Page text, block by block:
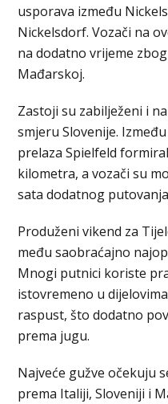
usporava između
Nickelsdorf. Vozači na
na dodatno vrijeme
Mađarskoj.
Zastoji su zabilježeni i
smjeru Slovenije.
prelaza Spielfeld
kilometra, a vozači su
sata dodatnog
Produženi vikend za
među saobraćajno
Mnogi putnici koriste
istovremeno u
raspust, što dodatno
prema jugu.
Najveće gužve očekuju
prema Italiji, Sloveniji i